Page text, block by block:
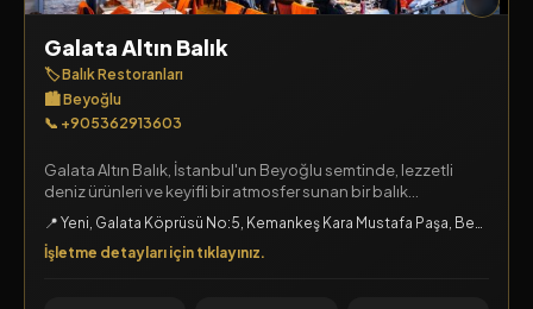
Galata Altın Balık
🏷️ Balık Restoranları
🏙️ Beyoğlu
📞 +905362913603
Galata Altın Balık, İstanbul'un Beyoğlu semtinde, lezzetli
deniz ürünleri ve keyifli bir atmosfer sunan bir balık
restoranıdır.
📍 Yeni, Galata Köprüsü No:5, Kemankeş Kara Mustafa Paşa, Beyoğlu, İstanbul
İşletme detayları için tıklayınız.